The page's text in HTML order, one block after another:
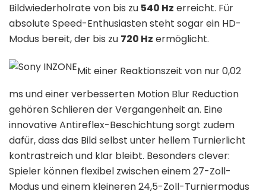
Bildwiederholrate von bis zu 540 Hz erreicht. Für
absolute Speed-Enthusiasten steht sogar ein HD-
Modus bereit, der bis zu 720 Hz ermöglicht.
Mit einer Reaktionszeit von nur 0,02
ms und einer verbesserten Motion Blur Reduction
gehören Schlieren der Vergangenheit an. Eine
innovative Antireflex-Beschichtung sorgt zudem
dafür, dass das Bild selbst unter hellem Turnierlicht
kontrastreich und klar bleibt. Besonders clever:
Spieler können flexibel zwischen einem 27-Zoll-
Modus und einem kleineren 24,5-Zoll-Turniermodus